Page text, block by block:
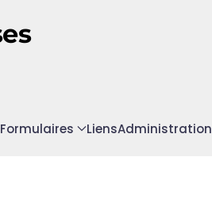
Formulaires LiensAdministration